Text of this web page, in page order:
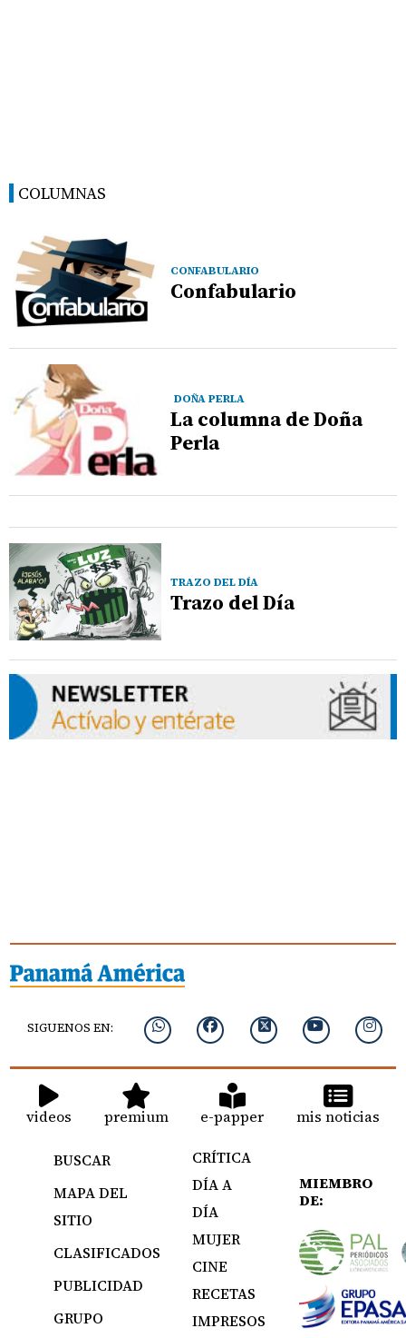
COLUMNAS
CONFABULARIO
Confabulario
DOÑA PERLA
La columna de Doña
Perla
TRAZO DEL DÍA
Trazo del Día
SIGUENOS EN:
videos premium e-papper mis noticias
BUSCAR
MAPA DEL
SITIO
CLASIFICADOS
PUBLICIDAD
GRUPO
CRÍTICA
DÍA A
DÍA
MUJER
CINE
RECETAS
IMPRESOS
MIEMBRO
DE: